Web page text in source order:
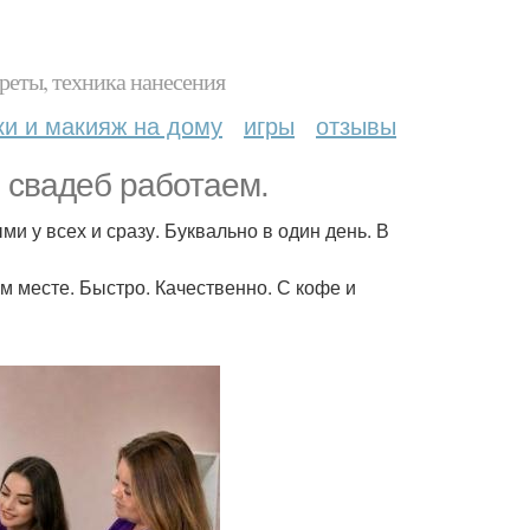
техника нанесения
и макияж на дому игры отзывы
работаем.
у всех и сразу. Буквально в один день. В
месте. Быстро. Качественно. С кофе и